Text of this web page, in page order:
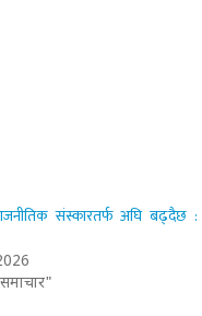
संस्कारतर्फ अघि बढ्दैछ :